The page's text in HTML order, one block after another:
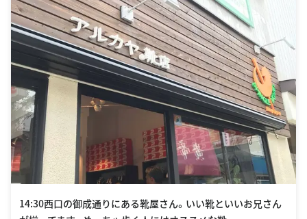
14:30西口の御成通りにある靴屋さん。いい靴といいお兄さん